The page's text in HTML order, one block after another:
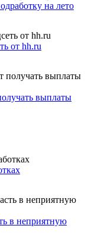
на лето
от hh.ru
выплаты
в неприятную